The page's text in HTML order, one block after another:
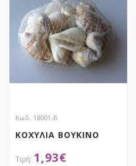
Κωδ. 18001-Β
ΚΟΧΥΛΙΑ BOYKINO
1,93€